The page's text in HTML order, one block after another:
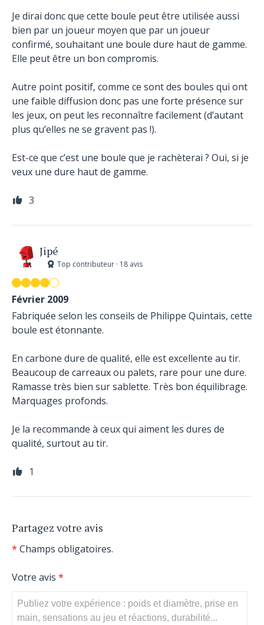
Je dirai donc que cette boule peut être utilisée aussi
bien par un joueur moyen que par un joueur
confirmé, souhaitant une boule dure haut de gamme.
Elle peut être un bon compromis.
Autre point positif, comme ce sont des boules qui ont
une faible diffusion donc pas une forte présence sur
les jeux, on peut les reconnaître facilement (d’autant
plus qu’elles ne se gravent pas !).
Est-ce que c’est une boule que je rachèterai ? Oui, si je
veux une dure haut de gamme.
3
Jipé
Top contributeur · 18 avis
Février 2009
Fabriquée selon les conseils de Philippe Quintais, cette
boule est étonnante.
En carbone dure de qualité, elle est excellente au tir.
Beaucoup de carreaux ou palets, rare pour une dure.
Ramasse très bien sur sablette. Très bon équilibrage.
Marquages profonds.
Je la recommande à ceux qui aiment les dures de
qualité, surtout au tir.
1
Partagez votre avis
* Champs obligatoires.
Votre avis *